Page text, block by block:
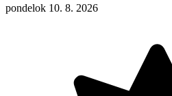
pondelok 10. 8. 2026